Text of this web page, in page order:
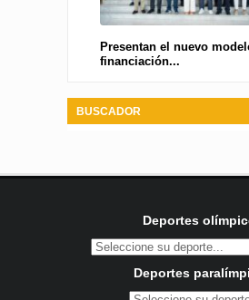
Presentan el nuevo
financiación...
BUSCADOR
Deportes
Deportes